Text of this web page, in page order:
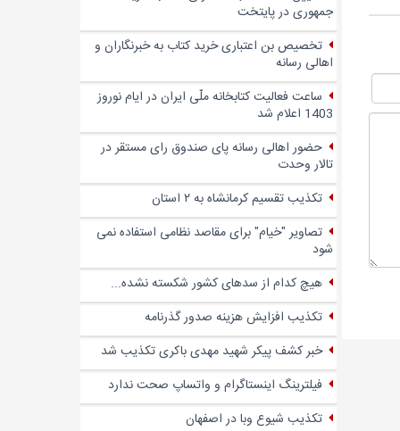
جمهوری در پایتخت
تخصیص بن اعتباری خرید کتاب به خبرنگاران و
اهالی رسانه
ساعت فعالیت کتابخانه ملّی ایران در ایام نوروز
1403 اعلام شد
حضور اهالی رسانه پای صندوق‌ رای مستقر در
تالار وحدت
تکذیب تقسیم کرمانشاه به ۲ استان
تصاویر "خیام" برای مقاصد نظامی استفاده نمی
شود
هیچ کدام از سدهای کشور شکسته نشده...
تکذیب افزایش هزینه صدور گذرنامه
خبر کشف پیکر شهید مهدی باکری تکذیب شد
فیلترینگ اینستاگرام و واتساپ صحت ندارد
تکذیب شیوع وبا در اصفهان